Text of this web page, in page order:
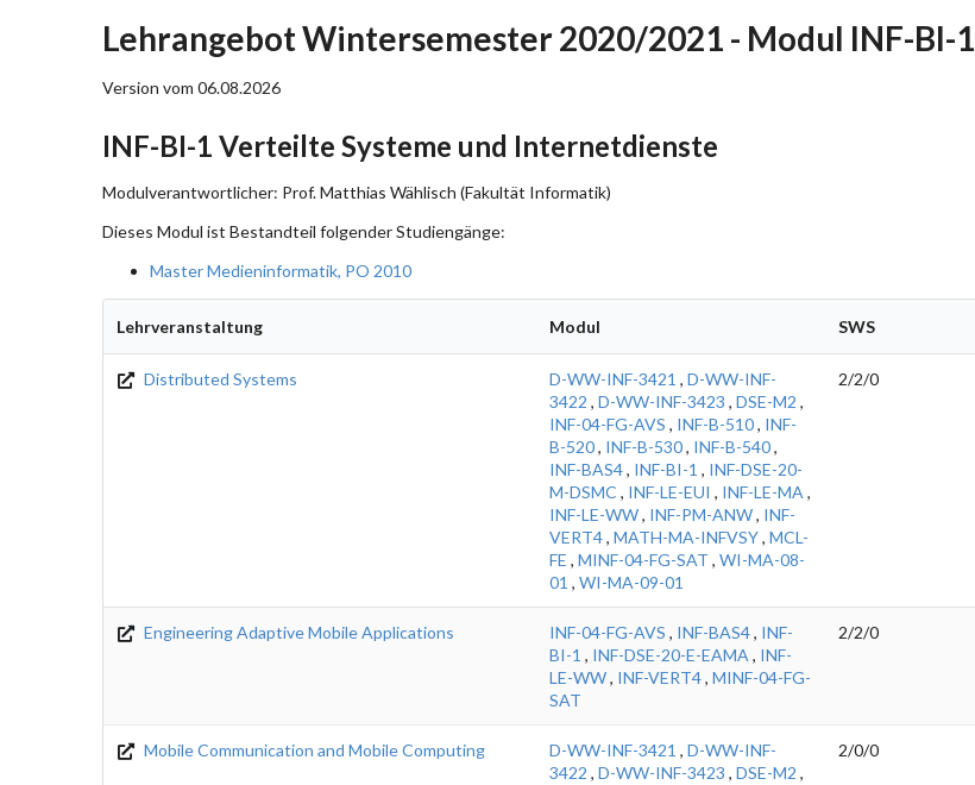
Lehrangebot Wintersemester 2020/2021 - Modul INF-BI-1
Version vom 06.08.2026
INF-BI-1 Verteilte Systeme und Internetdienste
Modulverantwortlicher: Prof. Matthias Wählisch (Fakultät Informatik)
Dieses Modul ist Bestandteil folgender Studiengänge:
Master Medieninformatik, PO 2010
Lehrveranstaltung Modul SWS
Distributed Systems D-WW-INF-3421 , D-WW-INF-
3422 , D-WW-INF-3423 , DSE-M2 ,
INF-04-FG-AVS , INF-B-510, INF-
B-520, INF-B-530, INF-B-540,
INF-BAS4, INF-BI-1 , INF-DSE-20-
M-DSMC , INF-LE-EUI , INF-LE-MA ,
INF-LE-WW, INF-PM-ANW, INF-
VERT4, MATH-MA-INFVSY, MCL-
FE , MINF-04-FG-SAT , WI-MA-08-
01 , WI-MA-09-01
2/2/0
Engineering Adaptive Mobile Applications INF-04-FG-AVS , INF-BAS4, INF-
BI-1 , INF-DSE-20-E-EAMA , INF-
LE-WW, INF-VERT4, MINF-04-FG-
SAT
2/2/0
Mobile Communication and Mobile Computing D-WW-INF-3421 , D-WW-INF-
3422 , D-WW-INF-3423 , DSE-M2 ,
2/0/0